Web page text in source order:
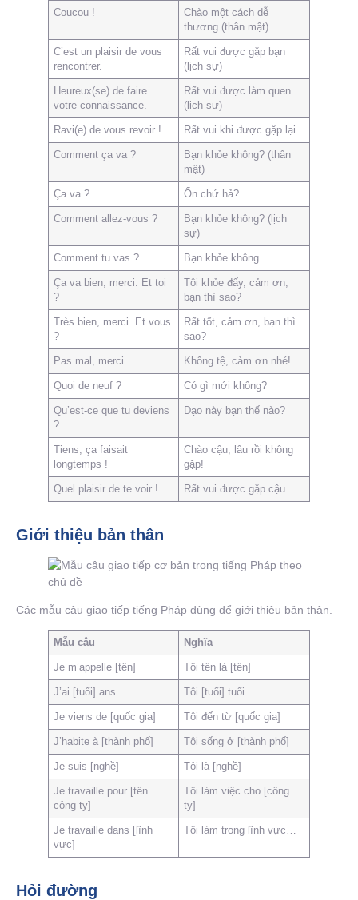
Coucou !
Chào một cách dễ
thương (thân mật)
C’est un plaisir de vous
rencontrer.
Rất vui được gặp bạn
(lịch sự)
Heureux(se) de faire
votre connaissance.
Rất vui được làm quen
(lịch sự)
Ravi(e) de vous revoir ! Rất vui khi được gặp lại
Comment ça va ?
Bạn khỏe không? (thân
mật)
Ça va ? Ổn chứ hả?
Comment allez-vous ?
Bạn khỏe không? (lịch
sự)
Comment tu vas ? Bạn khỏe không
Ça va bien, merci. Et toi
?
Tôi khỏe đấy, cảm ơn,
bạn thì sao?
Très bien, merci. Et vous
?
Rất tốt, cảm ơn, bạn thì
sao?
Pas mal, merci. Không tệ, cảm ơn nhé!
Quoi de neuf ? Có gì mới không?
Qu’est-ce que tu deviens
?
Dạo này bạn thế nào?
Tiens, ça faisait
longtemps !
Chào cậu, lâu rồi không
gặp!
Quel plaisir de te voir ! Rất vui được gặp cậu
Giới thiệu bản thân
Các mẫu câu giao tiếp tiếng Pháp dùng để giới thiệu bản thân.
Mẫu câu Nghĩa
Je m’appelle [tên] Tôi tên là [tên]
J’ai [tuổi] ans Tôi [tuổi] tuổi
Je viens de [quốc gia] Tôi đến từ [quốc gia]
J’habite à [thành phố] Tôi sống ở [thành phố]
Je suis [nghề] Tôi là [nghề]
Je travaille pour [tên
công ty]
Tôi làm việc cho [công
ty]
Je travaille dans [lĩnh
vực]
Tôi làm trong lĩnh vực…
Hỏi đường